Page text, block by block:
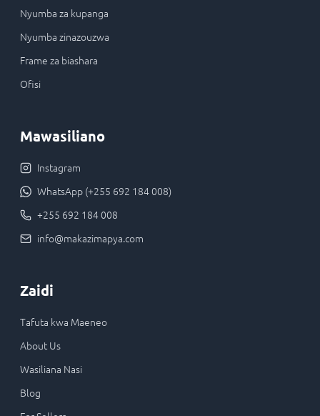
Nyumba za kupanga
Nyumba zinazouzwa
Frame za biashara
Ofisi
Mawasiliano
Instagram
WhatsApp (+255 692 184 008)
+255 692 184 008
info@makazimapya.com
Zaidi
Tafuta kwa Maeneo
About Us
Wasiliana Nasi
Blog